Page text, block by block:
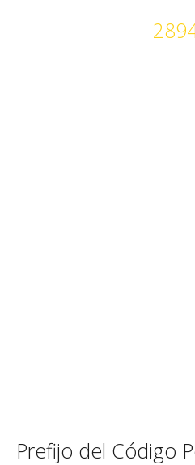
Prefijo del Código